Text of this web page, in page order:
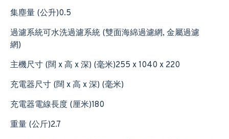
集塵量 (公升)0.5
過濾系統可水洗過濾系統 (雙面海綿過濾網, 金屬過濾
網)
主機尺寸 (闊 x 高 x 深) (毫米)255 x 1040 x 220
充電器尺寸 (闊 x 高 x 深) (毫米)
充電器電線長度 (厘米)180
重量 (公斤)2.7